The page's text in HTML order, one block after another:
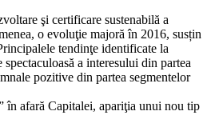
şi certificare sustenabilă a
o evoluţie majoră în 2016, susțin
tendinţe identificate la
a interesului din partea
pozitive din partea segmentelor
în afară Capitalei, apariţia unui nou tip